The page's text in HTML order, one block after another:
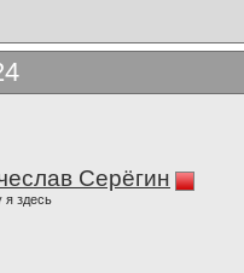
Серёгин
я здесь